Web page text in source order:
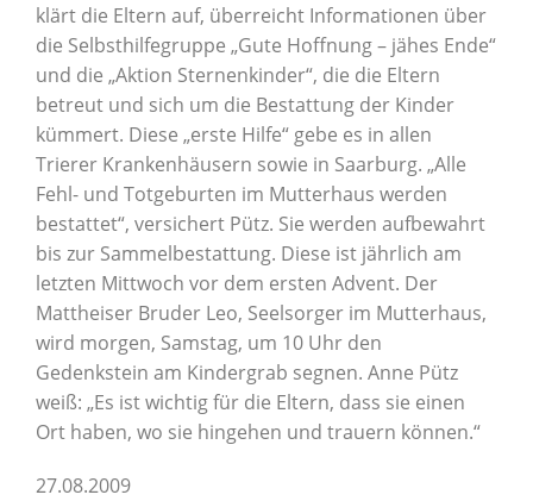
klärt die Eltern auf, überreicht Informationen über
die Selbsthilfegruppe „Gute Hoffnung – jähes Ende“
und die „Aktion Sternenkinder“, die die Eltern
betreut und sich um die Bestattung der Kinder
kümmert. Diese „erste Hilfe“ gebe es in allen
Trierer Krankenhäusern sowie in Saarburg. „Alle
Fehl- und Totgeburten im Mutterhaus werden
bestattet“, versichert Pütz. Sie werden aufbewahrt
bis zur Sammelbestattung. Diese ist jährlich am
letzten Mittwoch vor dem ersten Advent. Der
Mattheiser Bruder Leo, Seelsorger im Mutterhaus,
wird morgen, Samstag, um 10 Uhr den
Gedenkstein am Kindergrab segnen. Anne Pütz
weiß: „Es ist wichtig für die Eltern, dass sie einen
Ort haben, wo sie hingehen und trauern können.“
27.08.2009